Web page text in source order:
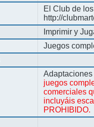
El Club de
http://
Imprimir y
Juegos
juegos
comerciales
incluyáis
PROHIBIDO.